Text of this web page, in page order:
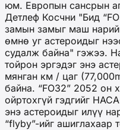
юм. Европын сансрын
Детлеф Косчни "Бид
замын замыг маш
өмнө уг астероидыг
судалж байна" гэжээ.
тойрон эргэдэг энэ
мянган км / цаг
байна. “FO32” 2052 он
ойртохгүй гэдгийг
энэ астероидыг илүү
“flyby”-ийг ашиглахаар